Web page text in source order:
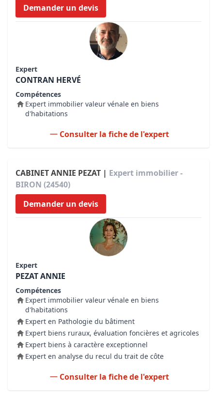
Demander un devis
Expert
CONTRAN HERVÉ
Compétences
Expert immobilier valeur vénale en biens
d'habitations
Consulter la fiche de l'expert
CABINET ANNIE PEZAT | Expert immobilier -
BIRON (24540)
Demander un devis
Expert
PEZAT ANNIE
Compétences
Expert immobilier valeur vénale en biens
d'habitations
Expert en Pathologie du bâtiment
Expert biens ruraux, évaluation foncières et agricoles
Expert biens à caractère exceptionnel
Expert en analyse du recul du trait de côte
Consulter la fiche de l'expert